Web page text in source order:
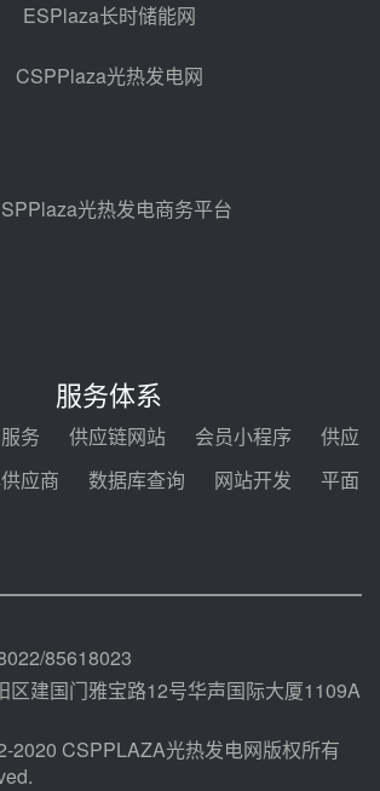
昊森机电中标新疆华电天山北麓基
地100MW光热发电工程EPC总承
包项目熔盐介质超声波流量计采购
前天 08-05 17:09
前天 08-05 14:48
2026-2029年熔盐介质框架协议
中能建华中试研院中标重能新疆
100MW光热项目机组调试及性能
规模化助力构建绿色低碳电力供给
ESPlaza长时储能网
CSPPlaza光热发电网
光热发电商务平台
服务体系
务 供应链网站 会员小程序
供应
应商 数据库查询 网站开发
平面
85618023
区建国门雅宝路12号华声国际大厦1109A
2020 CSPPLAZA光热发电网版权所有